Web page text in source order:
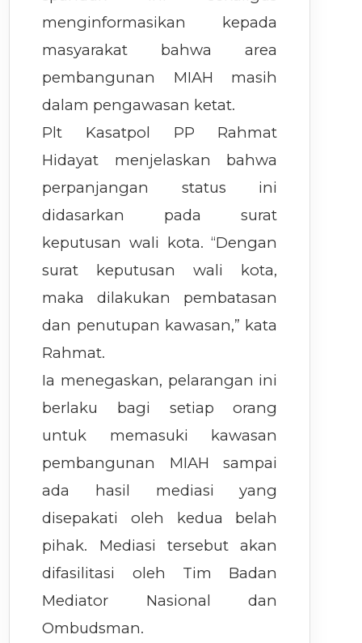
menginformasikan kepada
masyarakat bahwa area
pembangunan MIAH masih
dalam pengawasan ketat.
Plt Kasatpol PP Rahmat
Hidayat menjelaskan bahwa
perpanjangan status ini
didasarkan pada surat
keputusan wali kota. “Dengan
surat keputusan wali kota,
maka dilakukan pembatasan
dan penutupan kawasan,” kata
Rahmat.
Ia menegaskan, pelarangan ini
berlaku bagi setiap orang
untuk memasuki kawasan
pembangunan MIAH sampai
ada hasil mediasi yang
disepakati oleh kedua belah
pihak. Mediasi tersebut akan
difasilitasi oleh Tim Badan
Mediator Nasional dan
Ombudsman.